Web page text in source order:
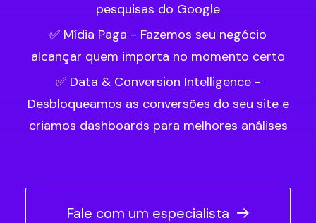
pesquisas do Google
✅ Mídia Paga - Fazemos seu negócio
alcançar quem importa no momento certo
✅ Data & Conversion Intelligence -
Desbloqueamos as conversões do seu site e
criamos dashboards para melhores análises
Fale com um especialista